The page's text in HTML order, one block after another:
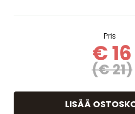
Pris
€ 16
(€ 21)
LISÄÄ